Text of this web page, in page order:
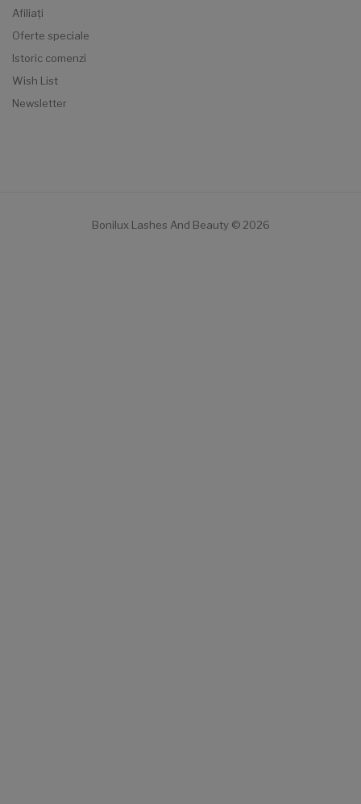
Afiliaţi
Oferte speciale
Istoric comenzi
Wish List
Newsletter
Bonilux Lashes And Beauty © 2026